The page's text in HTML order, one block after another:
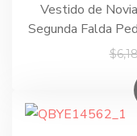
Vestido de
Segunda Falda
$